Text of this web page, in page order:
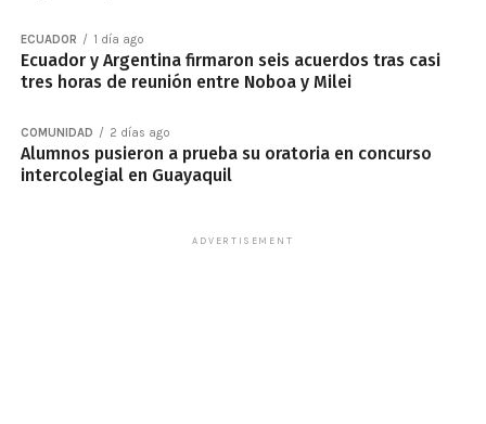
ECUADOR 1 día ago
Ecuador y Argentina firmaron seis acuerdos tras casi
tres horas de reunión entre Noboa y Milei
COMUNIDAD 2 días ago
Alumnos pusieron a prueba su oratoria en concurso
intercolegial en Guayaquil
ADVERTISEMENT